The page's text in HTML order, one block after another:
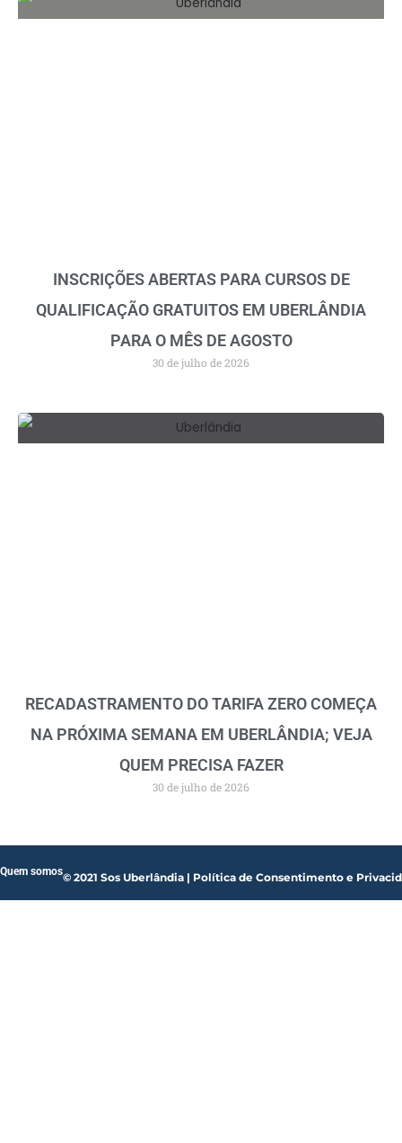
INSCRIÇÕES ABERTAS PARA CURSOS DE
QUALIFICAÇÃO GRATUITOS EM UBERLÂNDIA
PARA O MÊS DE AGOSTO
30 de julho de 2026
RECADASTRAMENTO DO TARIFA ZERO COMEÇA
NA PRÓXIMA SEMANA EM UBERLÂNDIA; VEJA
QUEM PRECISA FAZER
30 de julho de 2026
© 2021 Sos Uberlândia | Política de Consentimento e
Quem somos